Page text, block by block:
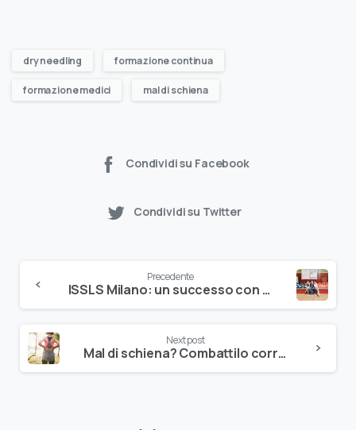
dry needling formazione continua
formazione medici mal di schiena
Condividi su Facebook
Condividi su Twitter
Precedente
ISSLS Milano: un successo con 500 partecipanti
Next post
Mal di schiena? Combattilo correndo